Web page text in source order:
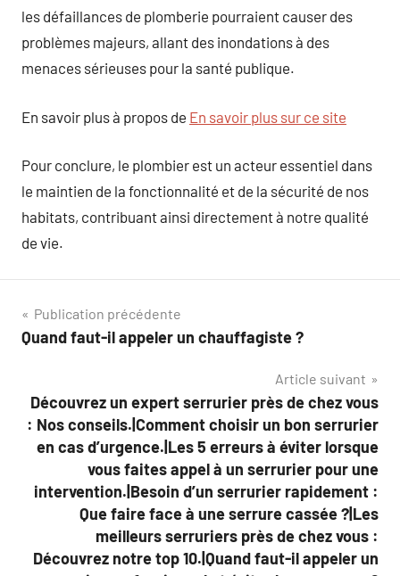
les défaillances de plomberie pourraient causer des
problèmes majeurs, allant des inondations à des
menaces sérieuses pour la santé publique.
En savoir plus à propos de En savoir plus sur ce site
Pour conclure, le plombier est un acteur essentiel dans
le maintien de la fonctionnalité et de la sécurité de nos
habitats, contribuant ainsi directement à notre qualité
de vie.
Navigation
de
Publication précédente
Quand faut-il appeler un chauffagiste ?
Article suivant
Découvrez un expert serrurier près de chez vous
: Nos conseils.|Comment choisir un bon serrurier
en cas d’urgence.|Les 5 erreurs à éviter lorsque
vous faites appel à un serrurier pour une
intervention.|Besoin d’un serrurier rapidement :
Que faire face à une serrure cassée ?|Les
meilleurs serruriers près de chez vous :
Découvrez notre top 10.|Quand faut-il appeler un